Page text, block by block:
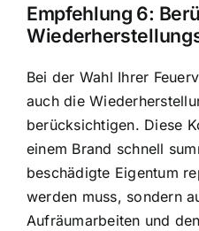
Empfehlung 6:
Bei der Wahl Ihrer
auch die
berücksichtigen. Diese
einem Brand schnell
beschädigte Eigentum
werden muss, sondern
Aufräumarbeiten und